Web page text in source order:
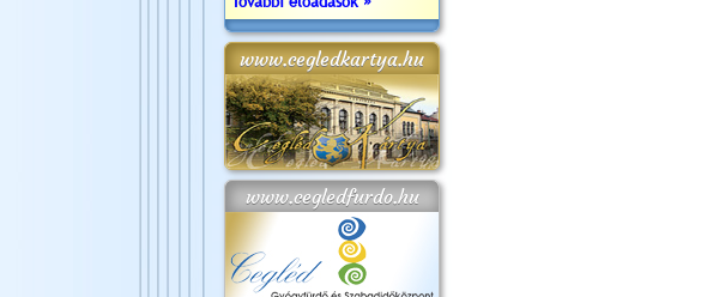
www.cegledkartya.hu
www.cegledfurdo.hu